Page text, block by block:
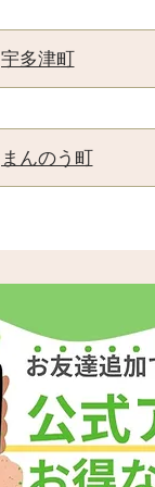
宇多津町
まんのう町